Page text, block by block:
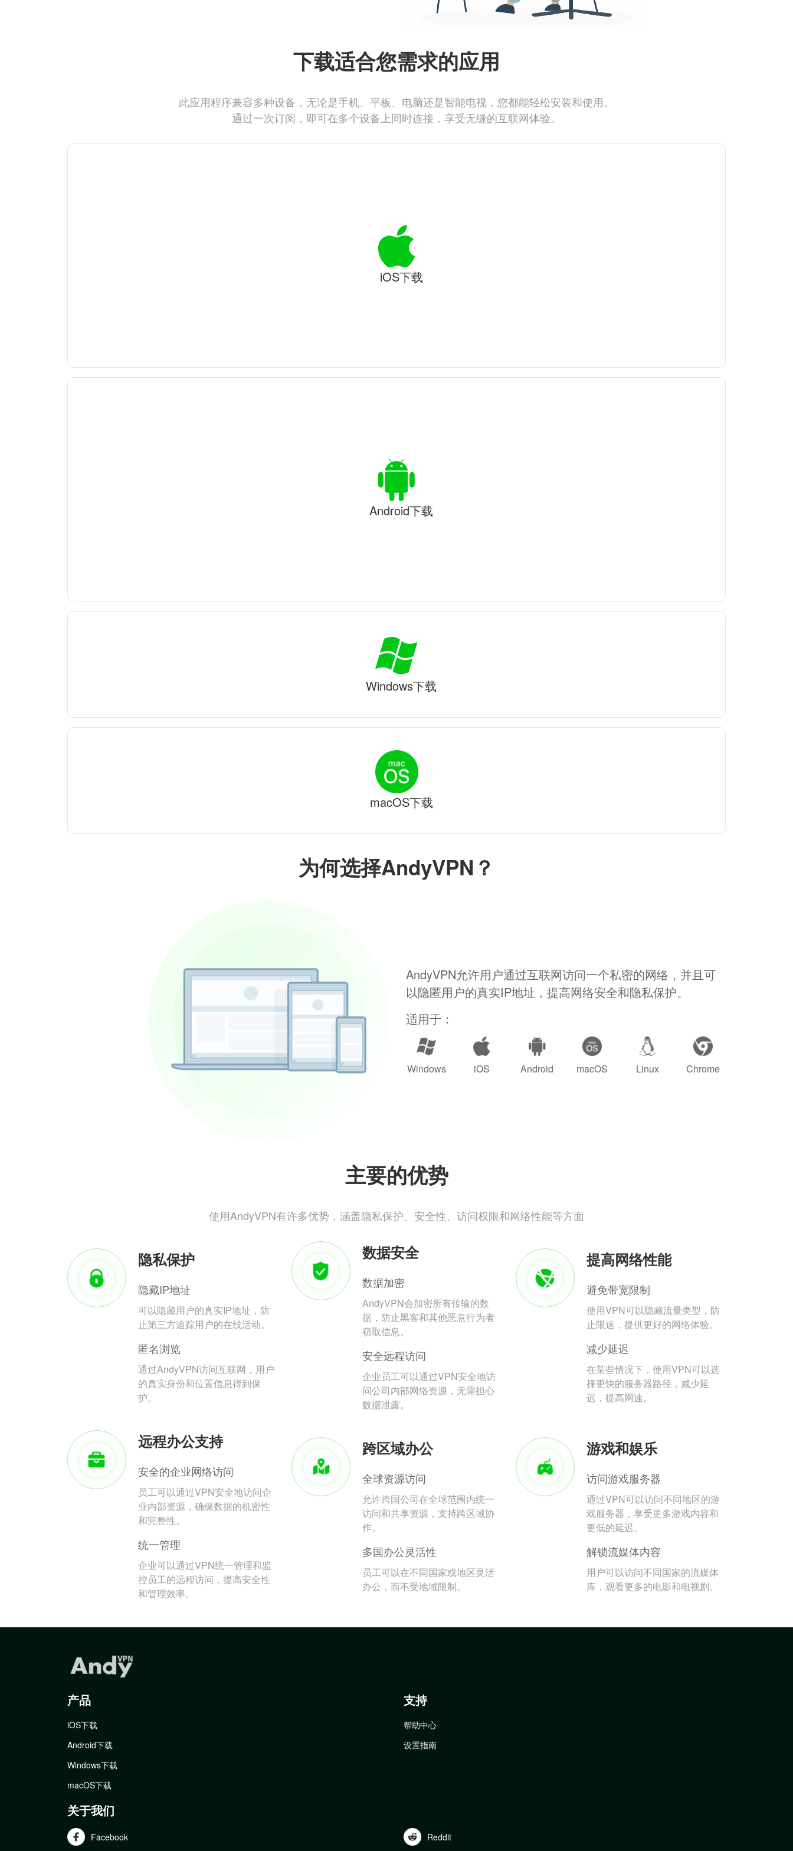
为何选择AndyVPN？
AndyVPN允许用户通过互联网访问一个私密的网络，并且可
以隐匿用户的真实IP地址，提高网络安全和隐私保护。
适用于：
Windows iOS Android macOS Linux Chrome
主要的优势
使用AndyVPN有许多优势，涵盖隐私保护、安全性、访问权限和网络性能等方面
隐私保护
隐藏IP地址
可以隐藏用户的真实IP地址，防
止第三方追踪用户的在线活动。
匿名浏览
通过AndyVPN访问互联网，用户
的真实身份和位置信息得到保
护。
数据安全
数据加密
AndyVPN会加密所有传输的数
据，防止黑客和其他恶意行为者
窃取信息。
安全远程访问
企业员工可以通过VPN安全地访
问公司内部网络资源，无需担心
数据泄露。
提高网络性能
避免带宽限制
使用VPN可以隐藏流量类型，防
止限速，提供更好的网络体验。
减少延迟
在某些情况下，使用VPN可以选
择更快的服务器路径，减少延
迟，提高网速。
远程办公支持
安全的企业网络访问
员工可以通过VPN安全地访问企
业内部资源，确保数据的机密性
和完整性。
统一管理
企业可以通过VPN统一管理和监
控员工的远程访问，提高安全性
和管理效率。
跨区域办公
全球资源访问
允许跨国公司在全球范围内统一
访问和共享资源，支持跨区域协
作。
多国办公灵活性
员工可以在不同国家或地区灵活
办公，而不受地域限制。
游戏和娱乐
访问游戏服务器
通过VPN可以访问不同地区的游
戏服务器，享受更多游戏内容和
更低的延迟。
解锁流媒体内容
用户可以访问不同国家的流媒体
库，观看更多的电影和电视剧。
下载适合您需求的应用
此应用程序兼容多种设备，无论是手机、平板、电脑还是智能电视，您都能轻松安装和使用。
通过一次订阅，即可在多个设备上同时连接，享受无缝的互联网体验。
iOS下载
Android下载
Windows下载
macOS下载
产品
iOS下载
Android下载
Windows下载
macOS下载
支持
帮助中心
设置指南
关于我们
Facebook Reddit